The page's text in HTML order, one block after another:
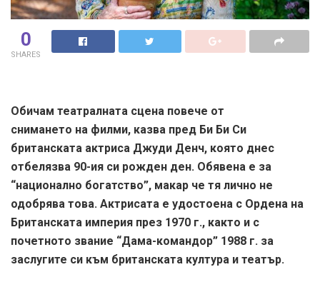
0
SHARES
Обичам театралната сцена повече от
снимането на филми, казва пред Би Би Си
британската актриса Джуди Денч, която днес
отбелязва 90-ия си рожден ден. Обявена е за
“национално богатство”, макар че тя лично не
одобрява това. Актрисата е удостоена с Ордена на
Британската империя през 1970 г., както и с
почетното звание “Дама-командор” 1988 г. за
заслугите си към британската култура и театър.